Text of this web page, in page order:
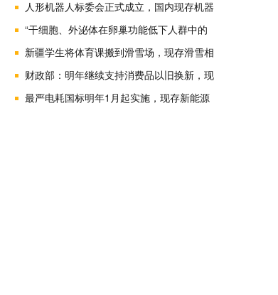
人形机器人标委会正式成立，国内现存机器
“干细胞、外泌体在卵巢功能低下人群中的
新疆学生将体育课搬到滑雪场，现存滑雪相
财政部：明年继续支持消费品以旧换新，现
最严电耗国标明年1月起实施，现存新能源